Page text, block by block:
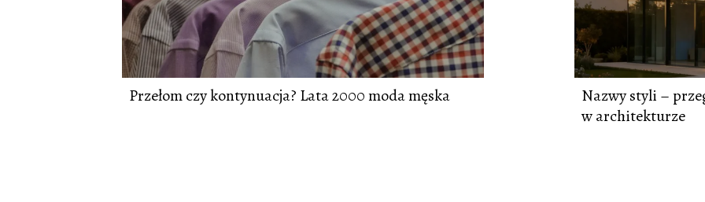
Przełom czy kontynuacja? Lata 2000 moda męska
Nazwy styli –
w architekturze